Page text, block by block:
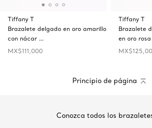
Tiffany T
Brazalete delgado en oro amarillo
con nácar …
MX$111,000
Tiffany T
Brazalete
en oro rosa
Principio de página
Conozca todos los